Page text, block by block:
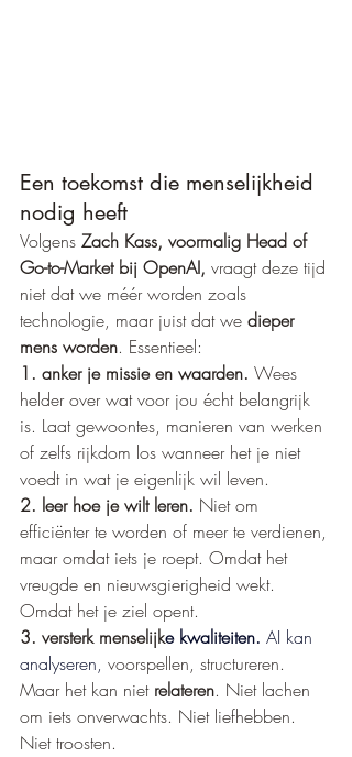
Een toekomst die menselijkheid
nodig heeft
Volgens Zach Kass, voormalig Head of
Go-to-Market bij OpenAI, vraagt deze tijd
niet dat we méér worden zoals
technologie, maar juist dat we dieper
mens worden. Essentieel:
1. anker je missie en waarden. Wees
helder over wat voor jou écht belangrijk
is. Laat gewoontes, manieren van werken
of zelfs rijkdom los wanneer het je niet
voedt in wat je eigenlijk wil leven.
2. leer hoe je wilt leren. Niet om
efficiënter te worden of meer te verdienen,
maar omdat iets je roept. Omdat het
vreugde en nieuwsgierigheid wekt.
Omdat het je ziel opent.
3. versterk menselijke kwaliteiten. AI kan
analyseren, voorspellen, structureren.
Maar het kan niet relateren. Niet lachen
om iets onverwachts. Niet liefhebben.
Niet troosten.